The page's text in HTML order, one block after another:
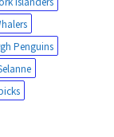
Penguins